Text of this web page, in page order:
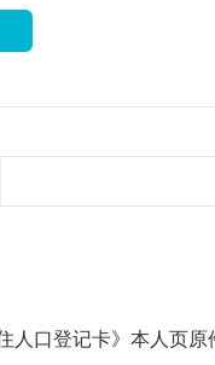
人口登记卡》本人页原